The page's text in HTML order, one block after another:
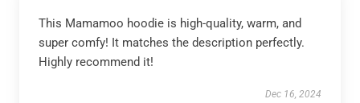
This Mamamoo hoodie is high-quality, warm, and
super comfy! It matches the description perfectly.
Highly recommend it!
Dec 16, 2024